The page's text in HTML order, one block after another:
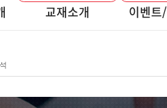
교재소개 이벤트